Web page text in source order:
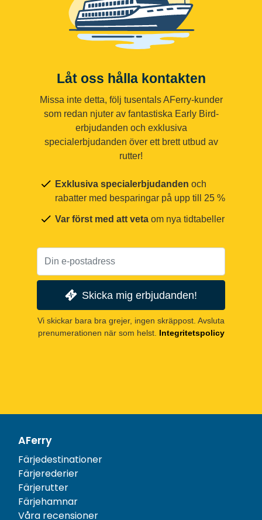
Låt oss hålla kontakten
Missa inte detta, följ tusentals AFerry-kunder
som redan njuter av fantastiska Early Bird-
erbjudanden och exklusiva
specialerbjudanden över ett brett utbud av
rutter!
Exklusiva specialerbjudanden och
rabatter med besparingar på upp till 25 %
Var först med att veta om nya tidtabeller
Skicka mig erbjudanden!
Vi skickar bara bra grejer, ingen skräppost. Avsluta
prenumerationen när som helst. Integritetspolicy
AFerry
Färjedestinationer
Färjerederier
Färjerutter
Färjehamnar
Våra recensioner